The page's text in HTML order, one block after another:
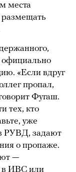
места
размещать
официально
«Если вдруг
пропал,
Фугаш.
тех, кто
уже
РУВД, задают
о пропаже.
—
в ИВС или